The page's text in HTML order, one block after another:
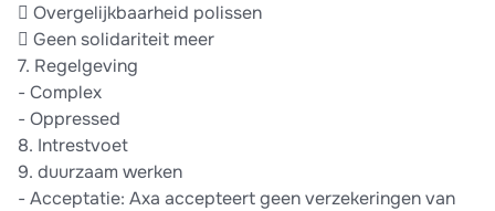
 Overgelijkbaarheid polissen
 Geen solidariteit meer
7. Regelgeving
- Complex
- Oppressed
8. Intrestvoet
9. duurzaam werken
- Acceptatie: Axa accepteert geen verzekeringen van